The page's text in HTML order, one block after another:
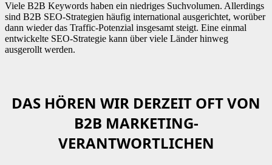
Viele B2B Keywords haben ein niedriges Suchvolumen. Allerdings
sind B2B SEO-Strategien häufig international ausgerichtet, worüber
dann wieder das Traffic-Potenzial insgesamt steigt. Eine einmal
entwickelte SEO-Strategie kann über viele Länder hinweg
ausgerollt werden.
DAS HÖREN WIR DERZEIT OFT VON
B2B MARKETING-
VERANTWORTLICHEN